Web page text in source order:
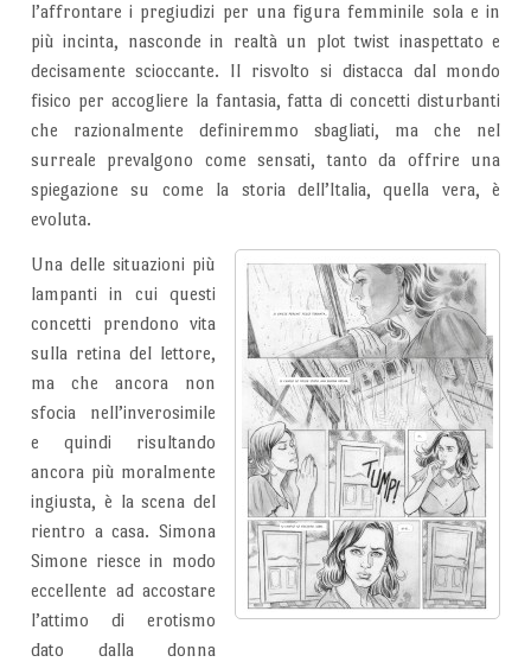
l’affrontare i pregiudizi per una figura femminile sola e in
più incinta, nasconde in realtà un plot twist inaspettato e
decisamente scioccante. Il risvolto si distacca dal mondo
fisico per accogliere la fantasia, fatta di concetti disturbanti
che razionalmente definiremmo sbagliati, ma che nel
surreale prevalgono come sensati, tanto da offrire una
spiegazione su come la storia dell’Italia, quella vera, è
evoluta.
Una delle situazioni più
lampanti in cui questi
concetti prendono vita
sulla retina del lettore,
ma che ancora non
sfocia nell’inverosimile
e quindi risultando
ancora più moralmente
ingiusta, è la scena del
rientro a casa. Simona
Simone riesce in modo
eccellente ad accostare
l’attimo di erotismo
dato dalla donna